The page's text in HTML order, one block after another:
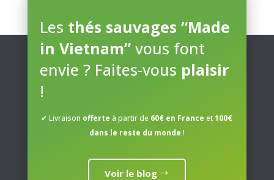
be
chosen
on
the
Les thés sauvages “Made
in Vietnam”vous font
envie ? Faites-vous plaisir
!
✔ Livraison offerte à partir de 60€ en France et100€
dans le reste du monde !
Voir le blog